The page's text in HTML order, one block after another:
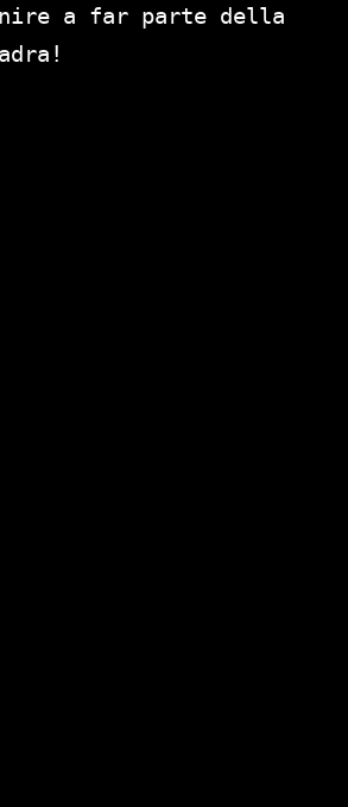
a far parte della